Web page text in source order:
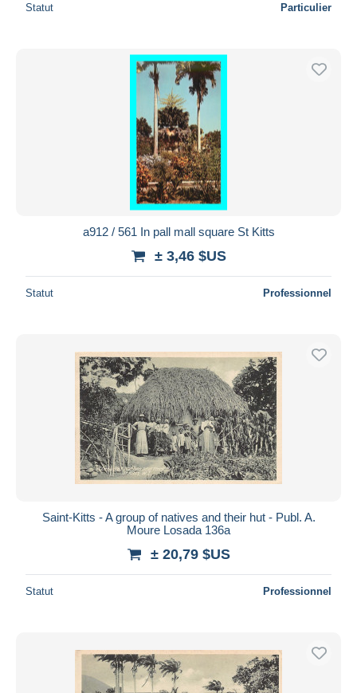
Livraison gratuite
Méthodes de paiement
Virement bancaire
Mastercard
Bancontact
iDeal
Appliquer
Statut Particulier
a912 / 561 In pall mall square St Kitts
± 3,46 $US
Statut Professionnel
Saint-Kitts - A group of natives and their hut - Publ. A.
Moure Losada 136a
± 20,79 $US
Statut Professionnel